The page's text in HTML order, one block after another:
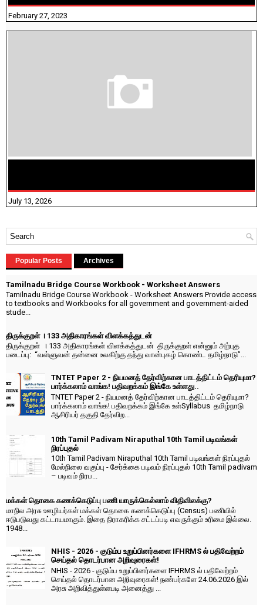
February 27, 2023
July 13, 2026
Popular Posts Archives
Tamilnadu Bridge Course Workbook - Worksheet Answers
Tamilnadu Bridge Course Workbook - Worksheet Answers Provide access
to textbooks and Workbooks for all government and government-aided
stude...
திருக்குறள் । 133 அதிகாரங்கள் விளக்கத்துடன்
திருக்குறள் । 133 அதிகாரங்கள் விளக்கத்துடன் திருக்குறள் என்னும் அற்புத
படைப்பு: “வள்ளுவன் தன்னை உலகிற்கு தந்து வான்புகழ் கொண்ட தமிழ்நாடு”...
TNTET Paper 2 - நியமனத் தேர்விற்கான பாடத்திட்டம் தெரியுமா?
பார்க்கலாம் வாங்க! பதிவறக்கம் இங்கே உள்ளது..
TNTET Paper 2 - நியமனத் தேர்விற்கான பாடத்திட்டம் தெரியுமா?
பார்க்கலாம் வாங்க! பதிவறக்கம் இங்கே உள்Syllabus தமிழ்நாடு
ஆசிரியர் தகுதி தேர்விற...
10th Tamil Padivam Niraputhal 10th Tamil படிவங்கள்
நிரப்புதல்
10th Tamil Padivam Niraputhal 10th Tamil படிவங்கள் நிரப்புதல்
மேல்நிலை வகுப்பு - சேர்க்கை படிவம் நிரப்புதல் 10th Tamil padivam
– படிவம் நிரப...
மக்கள் தொகை கணக்கெடுப்பு பணி யாருக்கெல்லாம் விதிவிலக்கு?
மாநில அரசு ஊழியர்கள் மக்கள் தொகை கணக்கெடுப்பு (Census) பணியில்
ஈடுபடுவது கட்டாயமாகும். இதை நிராகரிக்க சட்டப்படி எவருக்கும் உரிமை இல்லை.
1948...
NHIS - 2026 - குடும்ப உறுப்பினர்களை IFHRMS ல் பதிவேற்றம்
செய்தல் தொடர்பான அறிவுரைகள்!
NHIS - 2026 - குடும்ப உறுப்பினர்களை IFHRMS ல் பதிவேற்றம்
செய்தல் தொடர்பான அறிவுரைகள்! நண்பர்களே 24.06.2026 இல்
அரசு அறிவித்துள்ளபடி அனைத்து ...